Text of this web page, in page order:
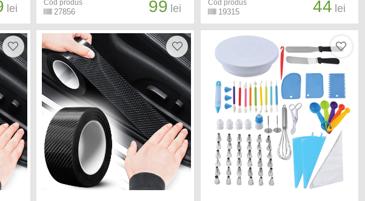
lei Cod produs
27856 99 lei Cod produs
19315 44 lei